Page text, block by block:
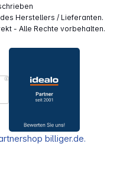
Herstellers / Lieferanten.
- Alle Rechte vorbehalten.